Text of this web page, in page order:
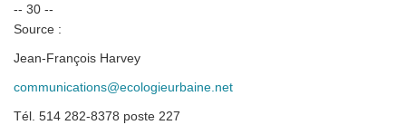
-- 30 --
Source :
Jean-François Harvey
communications@ecologieurbaine.net
Tél. 514 282-8378 poste 227